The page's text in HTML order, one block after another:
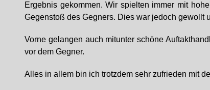
Ergebnis gekommen. Wir spielten immer mit
Gegenstoß des Gegners. Dies war jedoch gewollt
Vorne gelangen auch mitunter schöne
vor dem Gegner.
Alles in allem bin ich trotzdem sehr zufrieden mit